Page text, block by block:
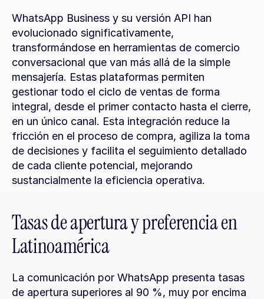
WhatsApp Business y su versión API han
evolucionado significativamente,
transformándose en herramientas de comercio
conversacional que van más allá de la simple
mensajería. Estas plataformas permiten
gestionar todo el ciclo de ventas de forma
integral, desde el primer contacto hasta el cierre,
en un único canal. Esta integración reduce la
fricción en el proceso de compra, agiliza la toma
de decisiones y facilita el seguimiento detallado
de cada cliente potencial, mejorando
sustancialmente la eficiencia operativa.
Tasas de apertura y preferencia en
Latinoamérica
La comunicación por WhatsApp presenta tasas
de apertura superiores al 90 %, muy por encima